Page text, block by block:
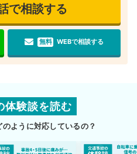
で相談する
無料 WEBで相談する
体験談を読む
ように対応しているの？